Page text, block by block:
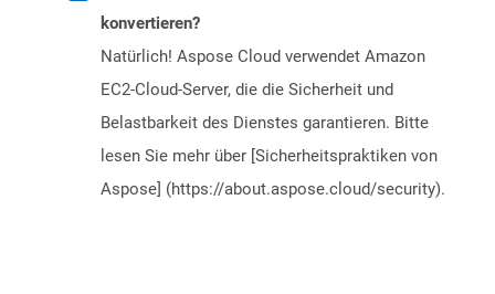
konvertieren?
Natürlich! Aspose Cloud verwendet Amazon
EC2-Cloud-Server, die die Sicherheit und
Belastbarkeit des Dienstes garantieren. Bitte
lesen Sie mehr über [Sicherheitspraktiken von
Aspose] (https://about.aspose.cloud/security).